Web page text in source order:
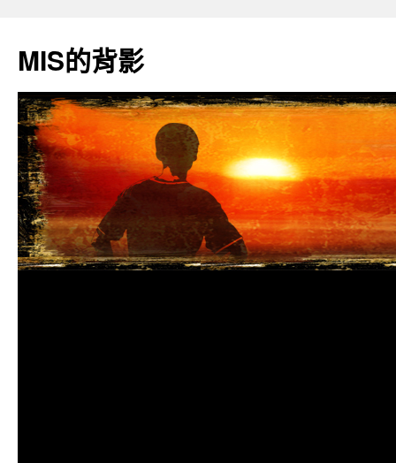
主
要
容
MIS的背影